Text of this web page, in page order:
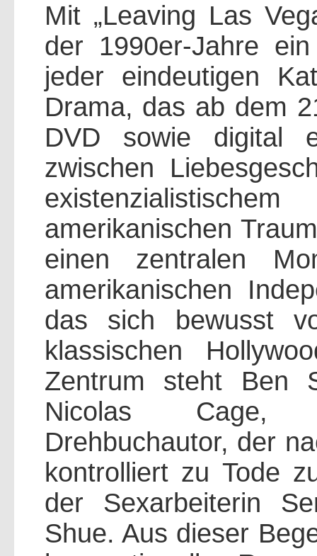
Mit „Leaving Las
der 1990er-Jahre
jeder eindeutigen
Drama, das ab dem
DVD sowie digital
zwischen
amerikanischen
einen zentralen
amerikanischen
das sich bewusst
klassischen
Zentrum steht Ben
Nicolas Cage,
Drehbuchautor, der
kontrolliert zu Tode
der Sexarbeiterin
Shue. Aus dieser